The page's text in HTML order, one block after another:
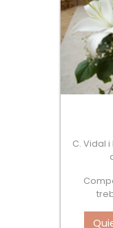
C. Vidal i